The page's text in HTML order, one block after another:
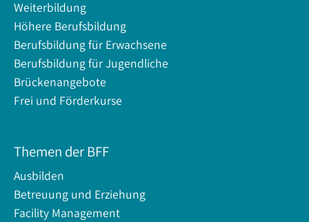
Weiterbildung
Höhere Berufsbildung
Berufsbildung für Erwachsene
Berufsbildung für Jugendliche
Brückenangebote
Frei und Förderkurse
Themen der BFF
Ausbilden
Betreuung und Erziehung
Facility Management